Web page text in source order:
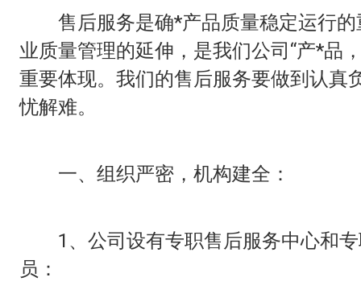
售后服务是确*产品质量稳定运行的
业质量管理的延伸，是我们公司“产*品
重要体现。我们的售后服务要做到认真
忧解难。
一、组织严密，机构建全：
1、公司设有专职售后服务中心和专
员：